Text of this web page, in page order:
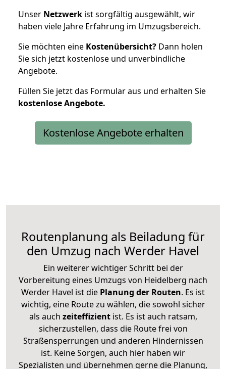
Unser Netzwerk ist sorgfältig ausgewählt, wir
haben viele Jahre Erfahrung im Umzugsbereich.
Sie möchten eine Kostenübersicht? Dann holen
Sie sich jetzt kostenlose und unverbindliche
Angebote.
Füllen Sie jetzt das Formular aus und erhalten Sie
kostenloseAngebote.
Kostenlose Angebote erhalten
Routenplanung als Beiladung für
den Umzug nach Werder Havel
Ein weiterer wichtiger Schritt bei der
Vorbereitung eines Umzugs von Heidelberg nach
Werder Havel ist die Planung der Routen. Es ist
wichtig, eine Route zu wählen, die sowohl sicher
als auch zeiteffizientist. Es ist auch ratsam,
sicherzustellen, dass die Route frei von
Straßensperrungen und anderen Hindernissen
ist. Keine Sorgen, auch hier haben wir
Spezialisten und übernehmen gerne die Planung,